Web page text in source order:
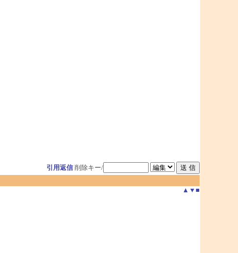
引用返信 削除キー/
▲ ▼ ■